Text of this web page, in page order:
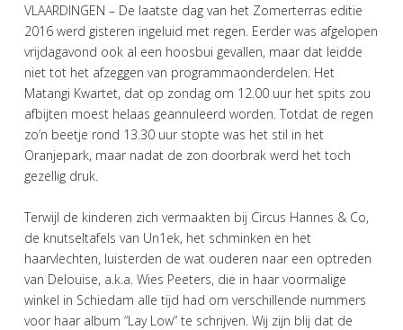
VLAARDINGEN – De laatste dag van het Zomerterras editie
2016 werd gisteren ingeluid met regen. Eerder was afgelopen
vrijdagavond ook al een hoosbui gevallen, maar dat leidde
niet tot het afzeggen van programmaonderdelen. Het
Matangi Kwartet, dat op zondag om 12.00 uur het spits zou
afbijten moest helaas geannuleerd worden. Totdat de regen
zo’n beetje rond 13.30 uur stopte was het stil in het
Oranjepark, maar nadat de zon doorbrak werd het toch
gezellig druk.
Terwijl de kinderen zich vermaakten bij Circus Hannes & Co,
de knutseltafels van Un1ek, het schminken en het
haarvlechten, luisterden de wat ouderen naar een optreden
van Delouise, a.k.a. Wies Peeters, die in haar voormalige
winkel in Schiedam alle tijd had om verschillende nummers
voor haar album “Lay Low” te schrijven. Wij zijn blij dat de